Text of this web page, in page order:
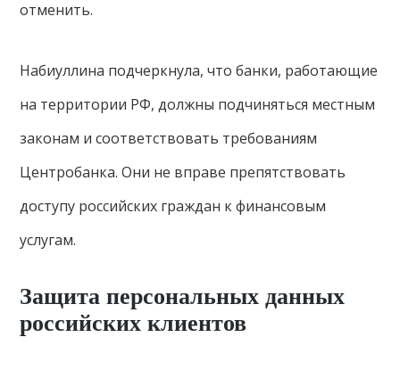
отменить.
Набиуллина подчеркнула, что банки, работающие
на территории РФ, должны подчиняться местным
законам и соответствовать требованиям
Центробанка. Они не вправе препятствовать
доступу российских граждан к финансовым
услугам.
Защита персональных данных
российских клиентов